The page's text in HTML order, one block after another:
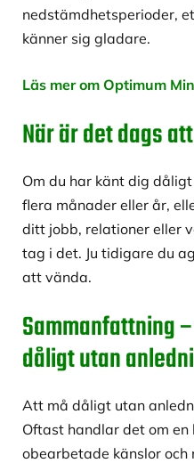
nedstämdhetsperioder,
känner sig gladare.
Läs mer om Optimum
När är det dags
Om du har känt dig
flera månader eller år,
ditt jobb, relationer eller
tag i det. Ju tidigare du
att vända.
Sammanfattning
dåligt utan
Att må dåligt utan
Oftast handlar det om
obearbetade känslor